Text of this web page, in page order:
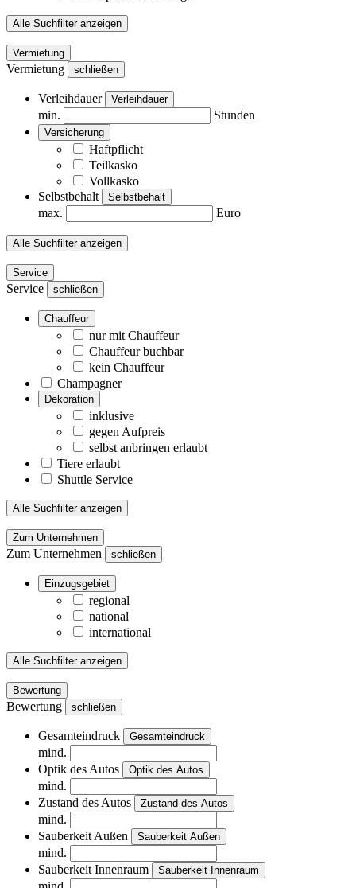
Alle Suchfilter anzeigen
Vermietung
Vermietung schließen
Verleihdauer Verleihdauer
min. Stunden
Versicherung
Haftpflicht
Teilkasko
Vollkasko
Selbstbehalt
Selbstbehalt
max. Euro
Alle Suchfilter anzeigen
Service
Service schließen
Chauffeur
nur mit Chauffeur
Chauffeur buchbar
kein Chauffeur
Champagner
Dekoration
inklusive
gegen Aufpreis
selbst anbringen erlaubt
Tiere erlaubt
Shuttle Service
Alle Suchfilter anzeigen
Zum Unternehmen
Zum Unternehmen schließen
Einzugsgebiet
regional
national
international
Alle Suchfilter anzeigen
Bewertung
Bewertung schließen
Gesamteindruck Gesamteindruck
mind.
Optik des Autos
Optik des Autos
mind.
Zustand des Autos
Zustand des Autos
mind.
Sauberkeit Außen
Sauberkeit Außen
mind.
Sauberkeit Innenraum
Sauberkeit Innenraum